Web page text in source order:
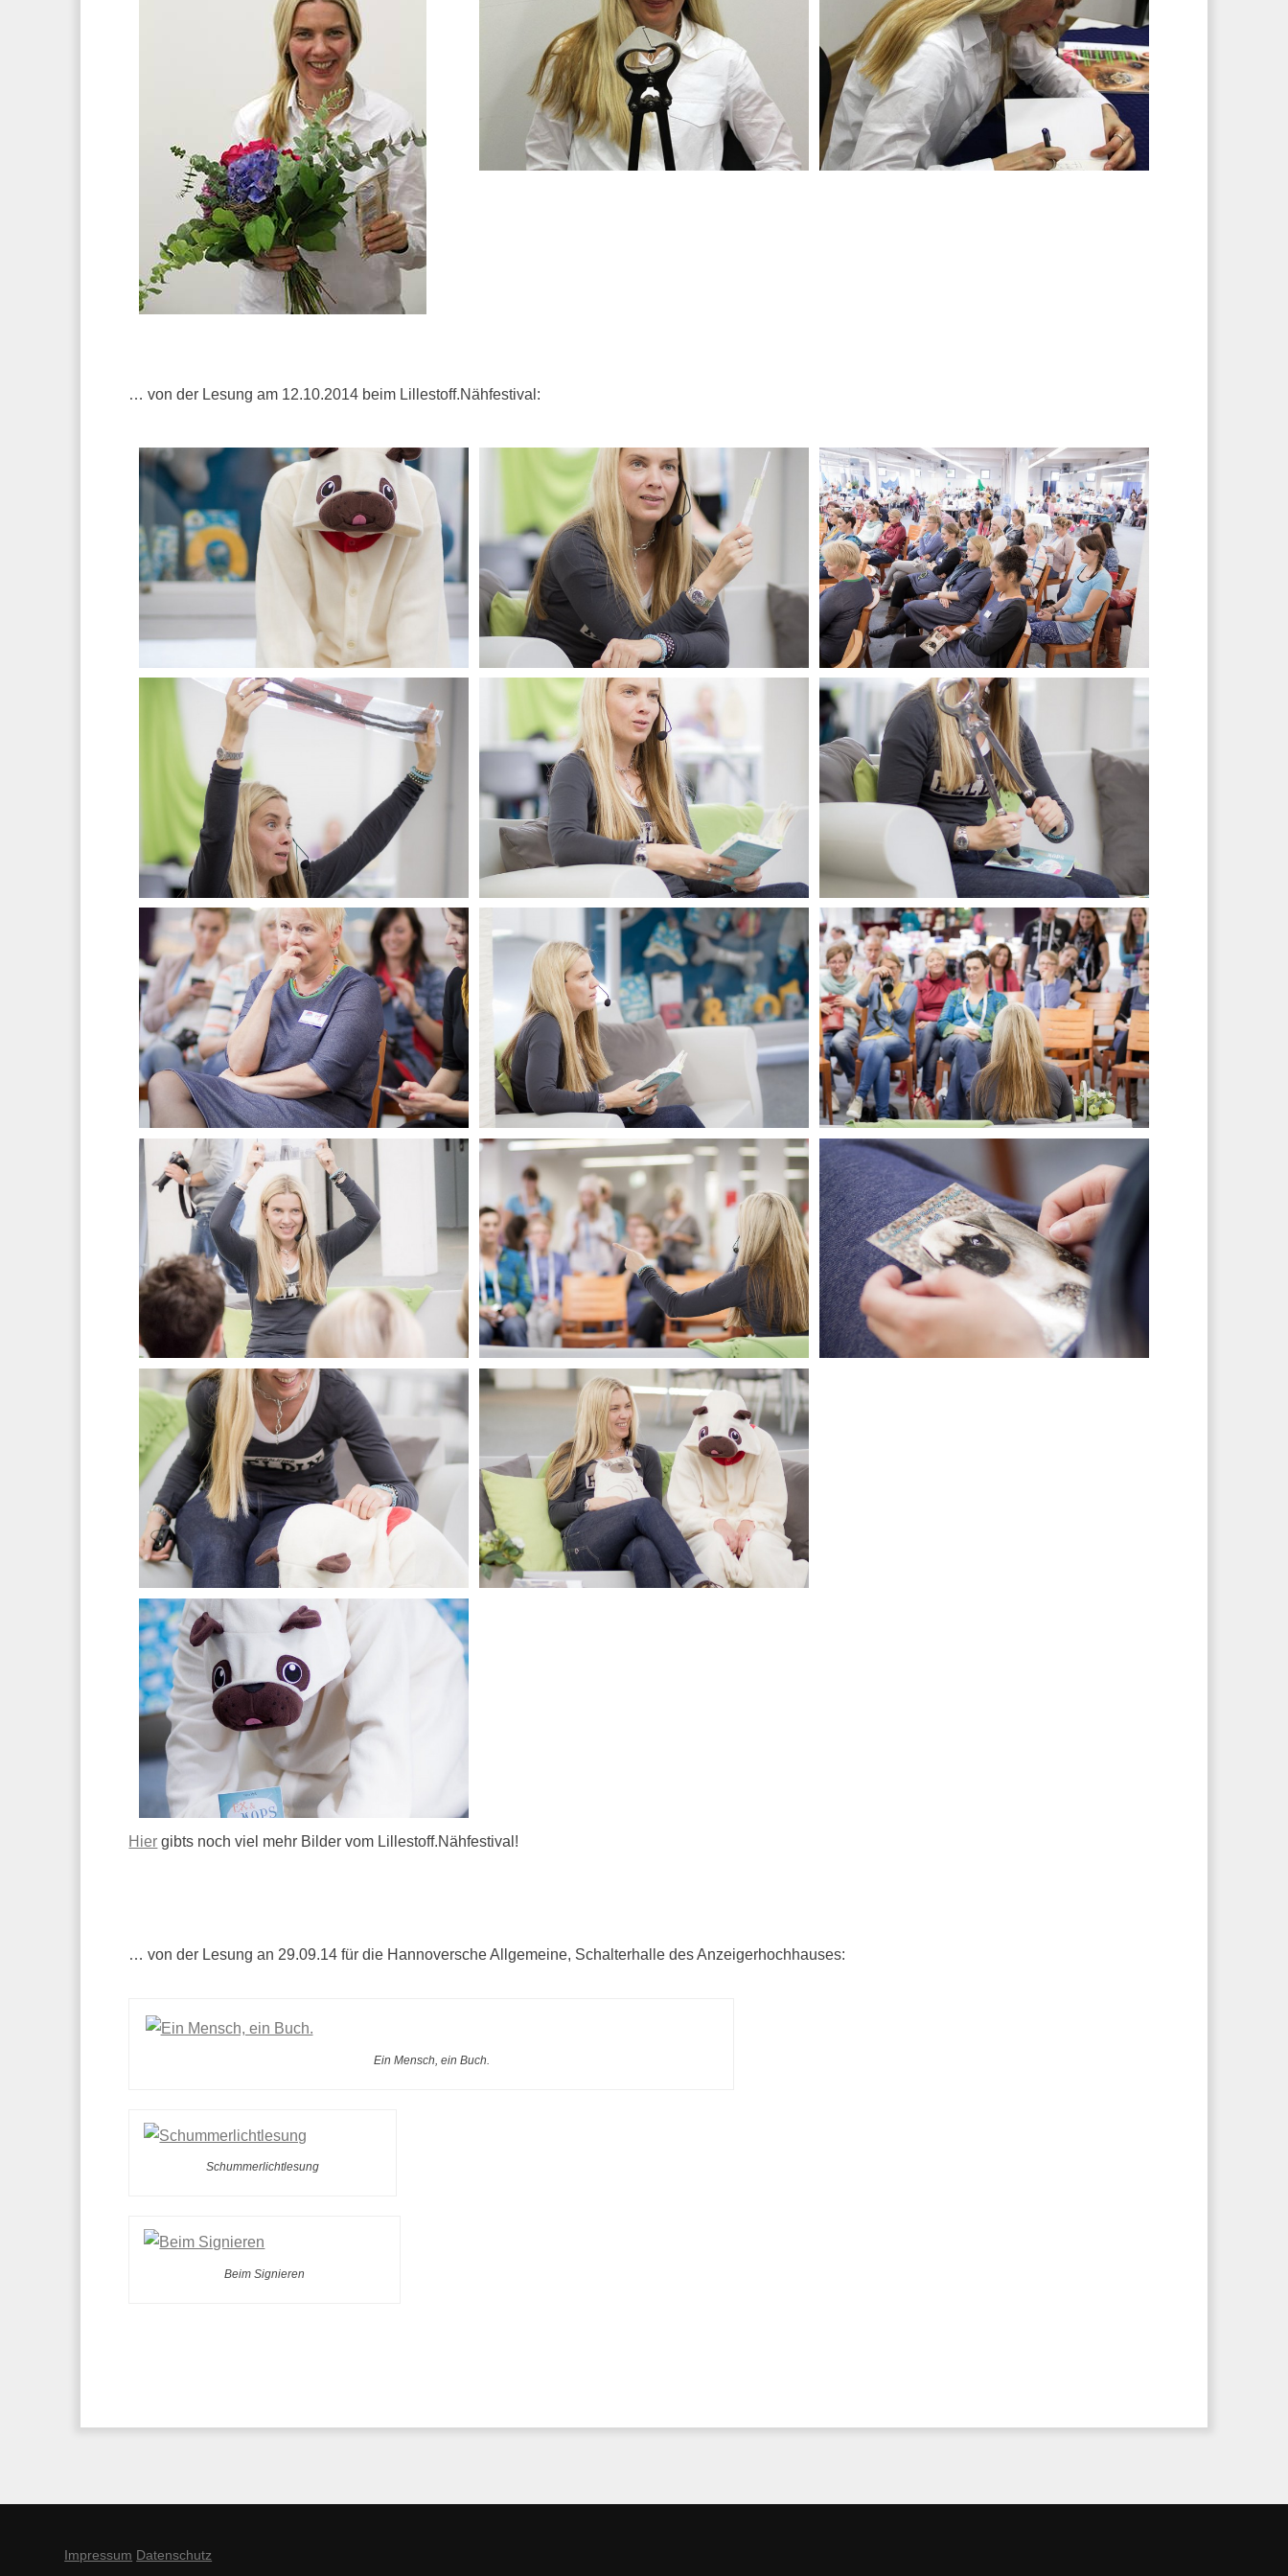
… von der Lesung am 12.10.2014 beim Lillestoff.Nähfestival:
Hier gibts noch viel mehr Bilder vom Lillestoff.Nähfestival!
… von der Lesung an 29.09.14 für die Hannoversche Allgemeine, Schalterhalle des Anzeigerhochhauses:
Ein Mensch, ein Buch.
Schummerlichtlesung
Beim Signieren
Impressum Datenschutz